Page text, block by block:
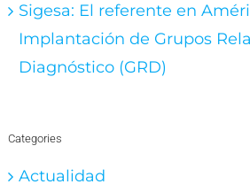
Sigesa: El referente en
Implantación de Grupos
Diagnóstico (GRD)
Categories
Actualidad